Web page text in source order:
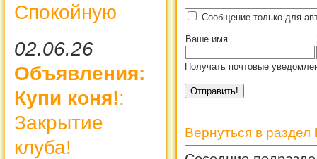
Спокойную
02.06.26
Объявления:
Купи коня!:
Закрытие
клуба!
Сообщение только для
Ваше имя
Получать почтовые
Вернуться в раздел